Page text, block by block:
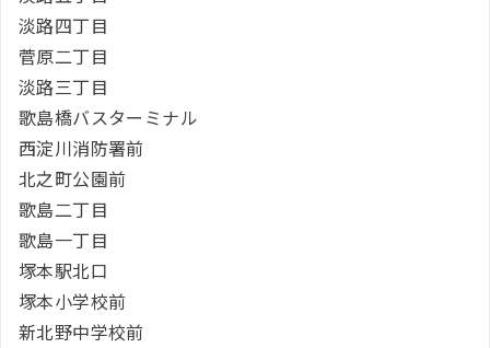
淡路四丁目
菅原二丁目
淡路三丁目
歌島橋バスターミナル
西淀川消防署前
北之町公園前
歌島二丁目
歌島一丁目
塚本駅北口
塚本小学校前
新北野中学校前